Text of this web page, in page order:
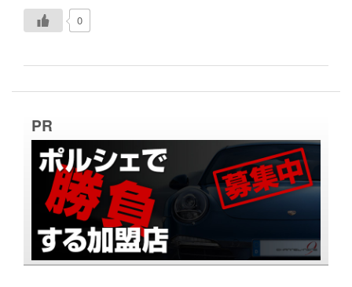
0
PR